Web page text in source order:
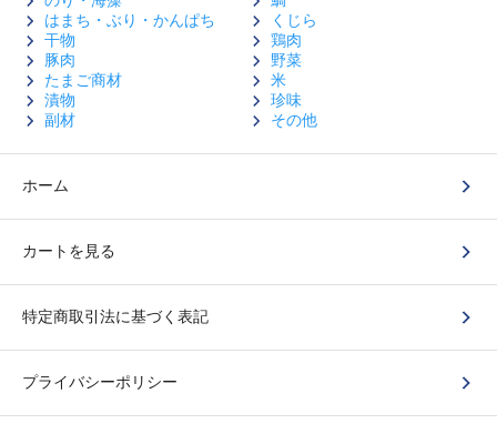
はまち・ぶり・かんぱち
くじら
干物
鶏肉
豚肉
野菜
たまご商材
米
漬物
珍味
副材
その他
ホーム
カートを見る
特定商取引法に基づく表記
プライバシーポリシー